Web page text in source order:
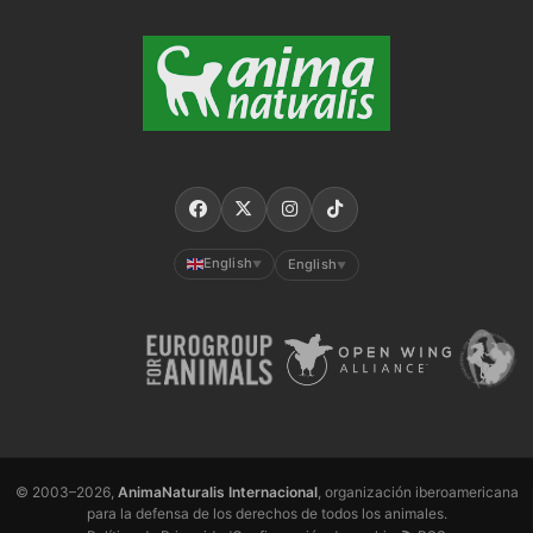
English ▼ English ▼
© 2003–2026, AnimaNaturalis Internacional, organización iberoamericana
para la defensa de los derechos de todos los animales.